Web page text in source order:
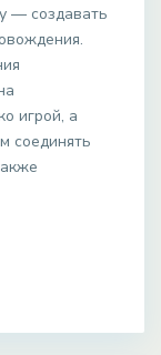
— создавать
игрой, а
соединять